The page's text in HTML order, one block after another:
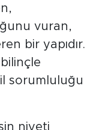
vuran,
bir yapıdır.
sorumluluğu
niyeti